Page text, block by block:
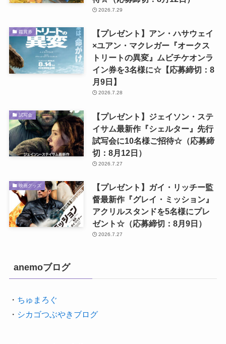
2026.7.29
鑑賞券
【プレゼント】アン・ハサウェイ
×ユアン・マクレガー『オークス
トリートの異変』ムビチケオンラ
イン券を3名様に☆【応募締切：8
月9日】
2026.7.28
試写会
【プレゼント】ジェイソン・ステ
イサム最新作『シェルター』先行
試写会に10名様ご招待☆（応募締
切：8月12日）
2026.7.27
映画グッズ
【プレゼント】ガイ・リッチー監
督最新作『グレイ・ミッション』
アクリルスタンドを5名様にプレ
ゼント☆（応募締切：8月9日）
2026.7.27
anemoブログ
・ ちゅまろぐ
・ シカゴつぶやきブログ